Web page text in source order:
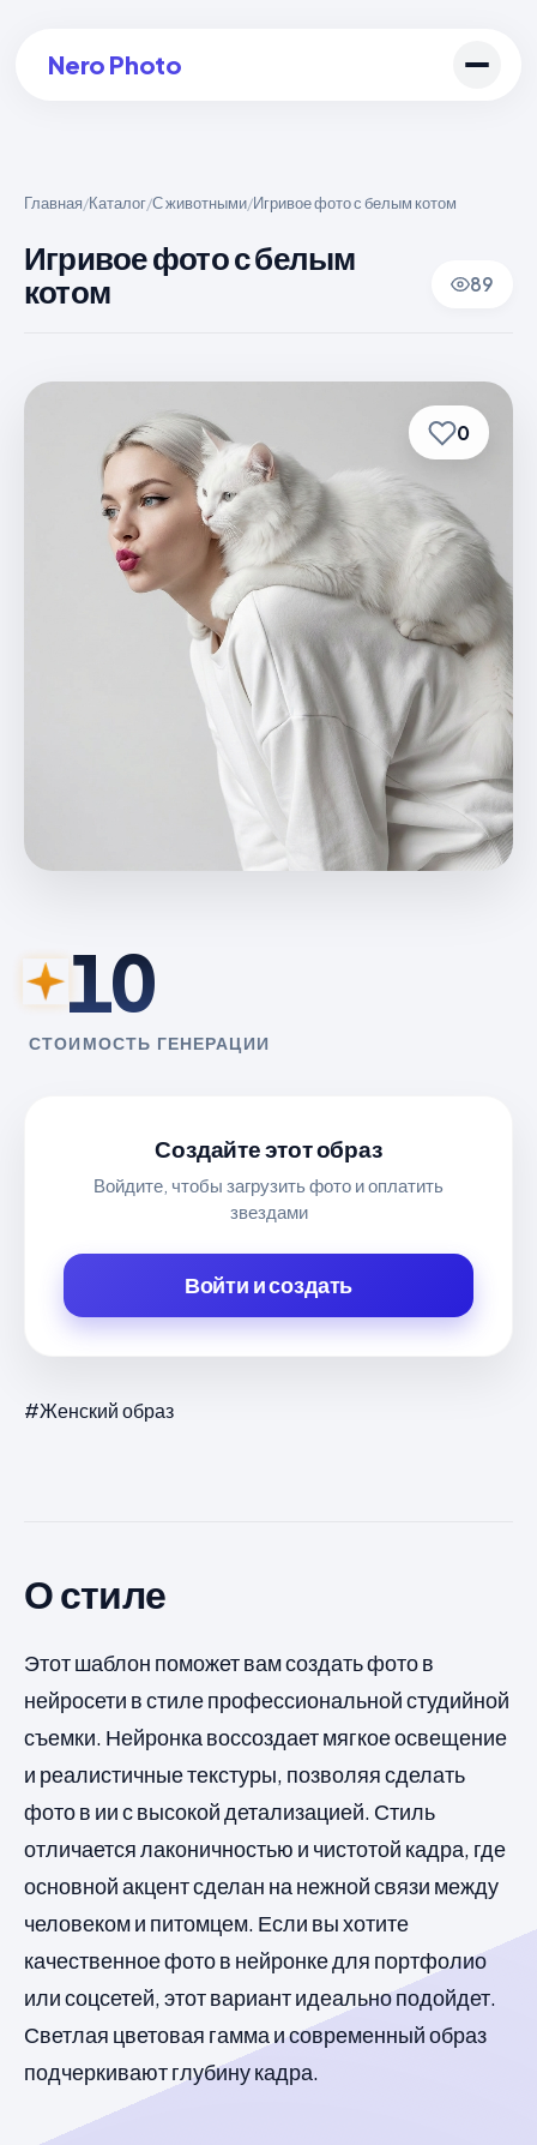
Nero Photo
Создать арт
Главная/Каталог/С животными/Игривое фото с белым котом
Игривое фото с белым
котом
89
0
10
СТОИМОСТЬ ГЕНЕРАЦИИ
Создайте этот образ
Войдите, чтобы загрузить фото и оплатить
звездами
Войти и создать
#Женский образ
О стиле
Этот шаблон поможет вам создать фото в
нейросети в стиле профессиональной студийной
съемки. Нейронка воссоздает мягкое освещение
и реалистичные текстуры, позволяя сделать
фото в ии с высокой детализацией. Стиль
отличается лаконичностью и чистотой кадра, где
основной акцент сделан на нежной связи между
человеком и питомцем. Если вы хотите
качественное фото в нейронке для портфолио
или соцсетей, этот вариант идеально подойдет.
Светлая цветовая гамма и современный образ
подчеркивают глубину кадра.